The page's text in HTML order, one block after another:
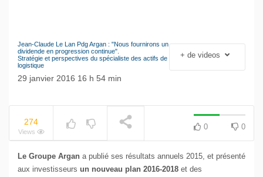
NOW PLAYING
Le séisme industriel
Volkswagen
Jean-Claude Le Lan Pdg Argan : "Nous fournirons un
dividende en progression continue".
Stratégie et perspectives du spécialiste des actifs de
logistique
29 janvier 2016 16 h 54 min
+ de videos
274
Views
0 0
Le Groupe Argan a publié ses résultats annuels 2015, et présenté
aux investisseurs un nouveau plan 2016-2018 et des